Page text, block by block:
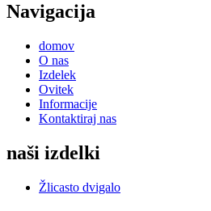
Navigacija
domov
O nas
Izdelek
Ovitek
Informacije
Kontaktiraj nas
naši izdelki
Žlicasto dvigalo